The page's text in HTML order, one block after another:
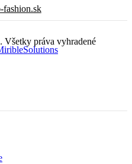
fashion.sk
práva vyhradené